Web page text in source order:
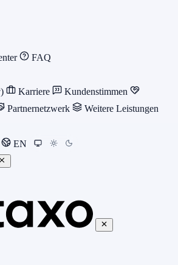
FAQ
Karriere
Kundenstimmen
Partnernetzwerk
Weitere Leistungen
EN